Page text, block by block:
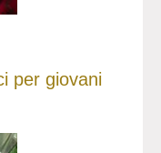
per giovani